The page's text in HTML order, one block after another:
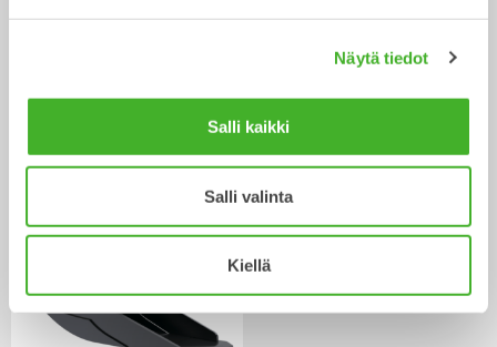
Näytä tiedot
Salli kaikki
Salli valinta
Kiellä
tonnisiin Kauha